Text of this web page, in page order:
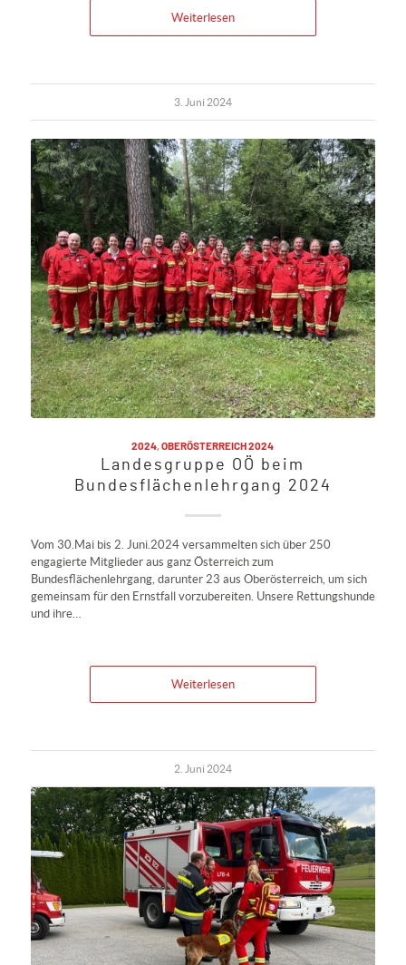
Weiterlesen
3. Juni 2024
2024,OBERÖSTERREICH 2024
Landesgruppe OÖ beim
Bundesflächenlehrgang 2024
Vom 30.Mai bis 2. Juni.2024 versammelten sich über 250
engagierte Mitglieder aus ganz Österreich zum
Bundesflächenlehrgang, darunter 23 aus Oberösterreich, um sich
gemeinsam für den Ernstfall vorzubereiten. Unsere Rettungshunde
und ihre…
Weiterlesen
2. Juni 2024